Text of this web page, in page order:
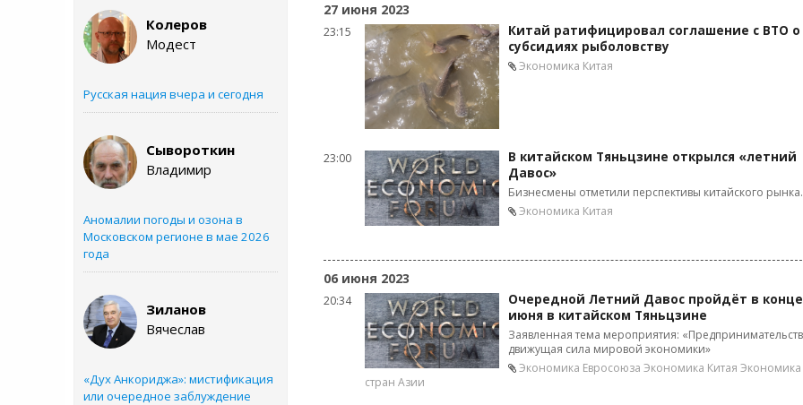
Колеров
Модест
Русская нация вчера и сегодня
Сывороткин
Владимир
Аномалии погоды и озона в
Московском регионе в мае 2026
года
Зиланов
Вячеслав
«Дух Анкориджа»: мистификация
или очередное заблуждение
27 июня 2023
23:15
Китай ратифицировал соглашение с ВТО о
субсидиях рыболовству
Экономика Китая
23:00
В китайском Тяньцзине открылся «летний
Давос»
Бизнесмены отметили перспективы китайского рынка.
Экономика Китая
06 июня 2023
20:34
Очередной Летний Давос пройдёт в конце
июня в китайском Тяньцзине
Заявленная тема мероприятия:
движущая сила мировой экономики»
Экономика Евросоюза Экономика Китая Экономика
стран Азии